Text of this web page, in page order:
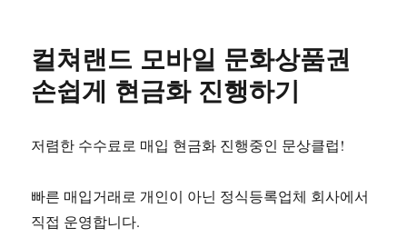
컬쳐랜드 모바일 문화상품권
손쉽게 현금화 진행하기
저렴한 수수료로 매입 현금화 진행중인 문상클럽!
빠른 매입거래로 개인이 아닌 정식등록업체 회사에서
직접 운영합니다.